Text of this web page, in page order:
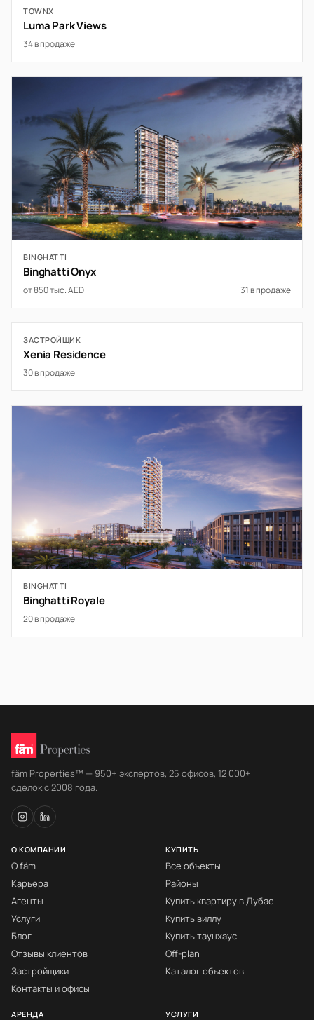
TOWNX
Luma Park Views
34 в продаже
BINGHATTI
Binghatti Onyx
от 850 тыс. AED 31 в продаже
ЗАСТРОЙЩИК
Xenia Residence
30 в продаже
BINGHATTI
Binghatti Royale
20 в продаже
fäm Properties™ — 950+ экспертов, 25 офисов, 12 000+
сделок с 2008 года.
О КОМПАНИИ
О fäm
Карьера
Агенты
Услуги
Блог
Отзывы клиентов
Застройщики
Контакты и офисы
КУПИТЬ
Все объекты
Районы
Купить квартиру в Дубае
Купить виллу
Купить таунхаус
Off-plan
Каталог объектов
АРЕНДА УСЛУГИ